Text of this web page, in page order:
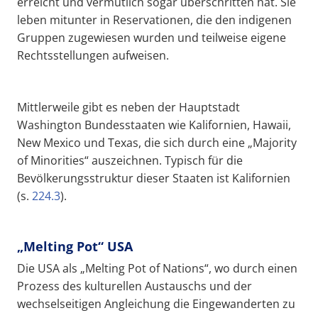
leben mitunter in Reservationen, die den indigenen
Gruppen zugewiesen wurden und teilweise eigene
Rechtsstellungen aufweisen.
Mittlerweile gibt es neben der Hauptstadt
Washington Bundesstaaten wie Kalifornien, Hawaii,
New Mexico und Texas, die sich durch eine „Majority
of Minorities“ auszeichnen. Typisch für die
Bevölkerungsstruktur dieser Staaten ist Kalifornien
(s. 224.3).
„Melting Pot“ USA
Die USA als „Melting Pot of Nations“, wo durch einen
Prozess des kulturellen Austauschs und der
wechselseitigen Angleichung die Eingewanderten zu